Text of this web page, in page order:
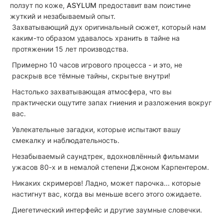
ползут по коже, ASYLUM предоставит вам поистине
жуткий и незабываемый опыт.
Захватывающий дух оригинальный сюжет, который нам
каким-то образом удавалось хранить в тайне на
протяжении 15 лет производства.
Примерно 10 часов игрового процесса - и это, не
раскрыв все тёмные тайны, скрытые внутри!
Настолько захватывающая атмосфера, что вы
практически ощутите запах гниения и разложения вокруг
вас.
Увлекательные загадки, которые испытают вашу
смекалку и наблюдательность.
Незабываемый саундтрек, вдохновлённый фильмами
ужасов 80-х и в немалой степени Джоном Карпентером.
Никаких скримеров! Ладно, может парочка... которые
настигнут вас, когда вы меньше всего этого ожидаете.
Диегетический интерфейс и другие заумные словечки.